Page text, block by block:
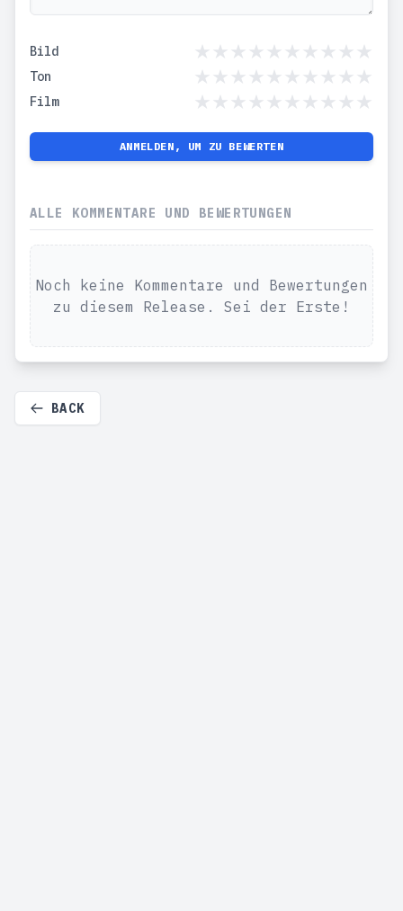
Bild
Ton
Film
ANMELDEN, UM ZU BEWERTEN
ALLE KOMMENTARE UND BEWERTUNGEN
Noch keine Kommentare und Bewertungen
zu diesem Release. Sei der Erste!
BACK